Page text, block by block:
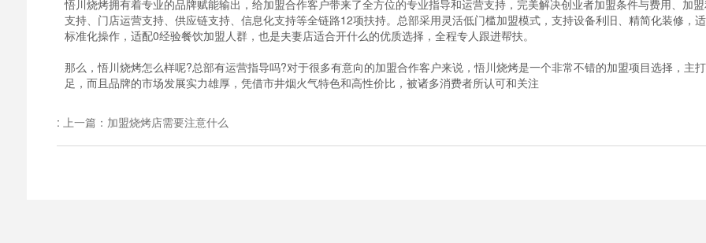
悟川烧烤拥有着专业的品牌赋能输出，给加盟合作客户带来了全方位的专业指导和运营支持，完美解决创业者加盟条件与费用、加
支持、门店运营支持、供应链支持、信息化支持等全链路12项扶持。总部采用灵活低门槛加盟模式，支持设备利旧、精简化装修，
标准化操作，适配0经验餐饮加盟人群，也是夫妻店适合开什么的优质选择，全程专人跟进帮扶。
那么，悟川烧烤怎么样呢?总部有运营指导吗?对于很多有意向的加盟合作客户来说，悟川烧烤是一个非常不错的加盟项目选择，主
足，而且品牌的市场发展实力雄厚，凭借市井烟火气特色和高性价比，被诸多消费者所认可和关注
: 上一篇：加盟烧烤店需要注意什么